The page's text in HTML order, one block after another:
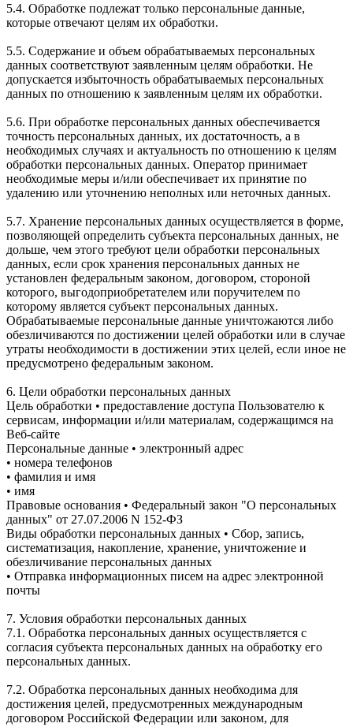
5.4. Обработке подлежат только персональные данные,
которые отвечают целям их обработки.
5.5. Содержание и объем обрабатываемых персональных
данных соответствуют заявленным целям обработки. Не
допускается избыточность обрабатываемых персональных
данных по отношению к заявленным целям их обработки.
5.6. При обработке персональных данных обеспечивается
точность персональных данных, их достаточность, а в
необходимых случаях и актуальность по отношению к целям
обработки персональных данных. Оператор принимает
необходимые меры и/или обеспечивает их принятие по
удалению или уточнению неполных или неточных данных.
5.7. Хранение персональных данных осуществляется в форме,
позволяющей определить субъекта персональных данных, не
дольше, чем этого требуют цели обработки персональных
данных, если срок хранения персональных данных не
установлен федеральным законом, договором, стороной
которого, выгодоприобретателем или поручителем по
которому является субъект персональных данных.
Обрабатываемые персональные данные уничтожаются либо
обезличиваются по достижении целей обработки или в случае
утраты необходимости в достижении этих целей, если иное не
предусмотрено федеральным законом.
6. Цели обработки персональных данных
Цель обработки • предоставление доступа Пользователю к
сервисам, информации и/или материалам, содержащимся на
Веб-сайте
Персональные данные • электронный адрес
• номера телефонов
• фамилия и имя
• имя
Правовые основания • Федеральный закон "О персональных
данных" от 27.07.2006 N 152-ФЗ
Виды обработки персональных данных • Сбор, запись,
систематизация, накопление, хранение, уничтожение и
обезличивание персональных данных
• Отправка информационных писем на адрес электронной
почты
7. Условия обработки персональных данных
7.1. Обработка персональных данных осуществляется с
согласия субъекта персональных данных на обработку его
персональных данных.
7.2. Обработка персональных данных необходима для
достижения целей, предусмотренных международным
договором Российской Федерации или законом, для